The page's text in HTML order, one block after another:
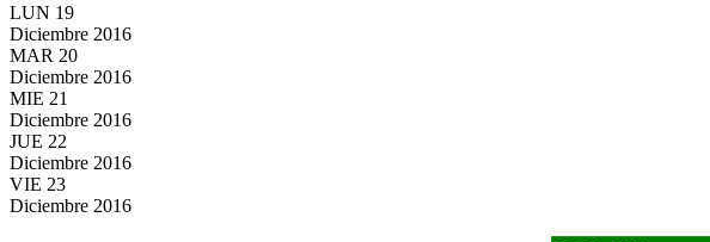
LUN 19
Diciembre 2016
MAR 20
Diciembre 2016
MIE 21
Diciembre 2016
JUE 22
Diciembre 2016
VIE 23
Diciembre 2016